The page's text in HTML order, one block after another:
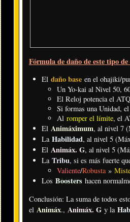
Fórmula de daño de este tipo de
El daño base en el ohajiki/
Un Yo-kai al Nivel 50,
El Reloj potencia el
Si formas una Unidad,
Al romper el límite, el
El Animáximum, al nivel 7
La Habilidad, al nivel 5
El Animáx. G, al nivel 5
La Tribu, si es más fuerte
Valiente/Robusta »
Los Boosters hacen
Conclusión: La suma de todos
el Animáx., Animáx. G y la